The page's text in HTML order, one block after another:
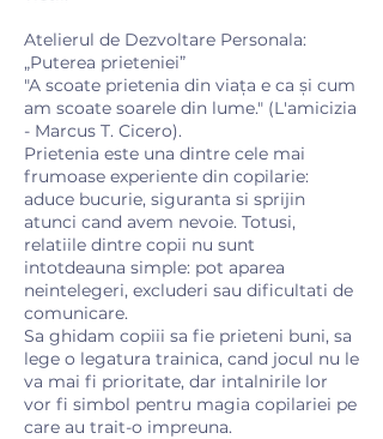
Atelierul de Dezvoltare Personala:
„Puterea prieteniei”
"A scoate prietenia din viaţa e ca şi cum
am scoate soarele din lume." (L'amicizia
- Marcus T. Cicero).
Prietenia este una dintre cele mai
frumoase experiente din copilarie:
aduce bucurie, siguranta si sprijin
atunci cand avem nevoie. Totusi,
relatiile dintre copii nu sunt
intotdeauna simple: pot aparea
neintelegeri, excluderi sau dificultati de
comunicare.
Sa ghidam copiii sa fie prieteni buni, sa
lege o legatura trainica, cand jocul nu le
va mai fi prioritate, dar intalnirile lor
vor fi simbol pentru magia copilariei pe
care au trait-o impreuna.